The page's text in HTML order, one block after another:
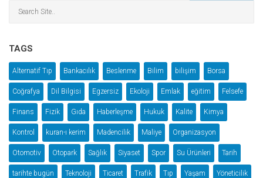
TAGS
Alternatif Tıp Bankacılık Beslenme Bilim bilişim Borsa
Coğrafya Dil Bilgisi Egzersiz Ekoloji Emlak eğitim Felsefe
Finans Fizik Gıda Haberleşme Hukuk Kalite Kimya
Kontrol kuran-ı kerim Madencilik Maliye Organizasyon
Otomotiv Otopark Sağlık Siyaset Spor Su Ürünleri Tarih
tarihte bugün Teknoloji Ticaret Trafik Tıp Yaşam Yöneticilik